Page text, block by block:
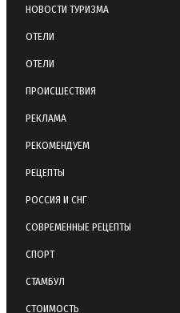
НОВОСТИ ТУРИЗМА
ОТЕЛИ
ОТЕЛИ
ПРОИСШЕСТВИЯ
РЕКЛАМА
РЕКОМЕНДУЕМ
РЕЦЕПТЫ
РОССИЯ И СНГ
СОВРЕМЕННЫЕ РЕЦЕПТЫ
СПОРТ
СТАМБУЛ
СТОИМОСТЬ